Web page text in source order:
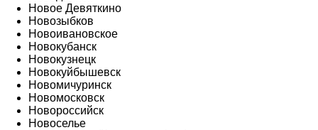
Новое Девяткино
Новозыбков
Новоивановское
Новокубанск
Новокузнецк
Новокуйбышевск
Новомичуринск
Новомосковск
Новороссийск
Новоселье